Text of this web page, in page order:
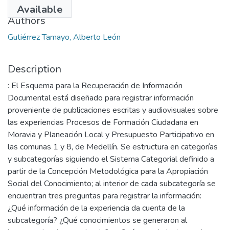
Available
Authors
Gutiérrez Tamayo, Alberto León
Description
: El Esquema para la Recuperación de Información
Documental está diseñado para registrar información
proveniente de publicaciones escritas y audiovisuales sobre
las experiencias Procesos de Formación Ciudadana en
Moravia y Planeación Local y Presupuesto Participativo en
las comunas 1 y 8, de Medellín. Se estructura en categorías
y subcategorías siguiendo el Sistema Categorial definido a
partir de la Concepción Metodológica para la Apropiación
Social del Conocimiento; al interior de cada subcategoría se
encuentran tres preguntas para registrar la información:
¿Qué información de la experiencia da cuenta de la
subcategoría? ¿Qué conocimientos se generaron al